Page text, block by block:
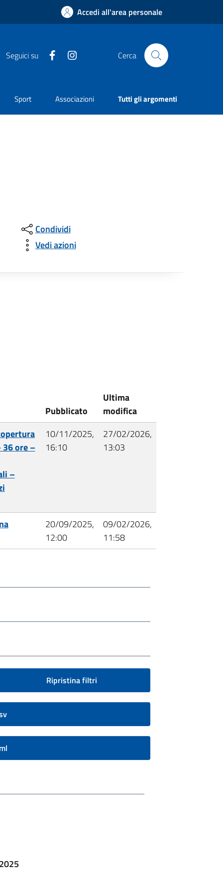
Accedi all'area personale
Seguici su Facebook Cerca
Sport Associazioni Tutti gli argomenti
Condividi
Vedi azioni
Pubblicato
Ultima
modifica
ore –
–
10/11/2025,
16:10
27/02/2026,
13:03
20/09/2025,
12:00
09/02/2026,
11:58
Ripristina filtri